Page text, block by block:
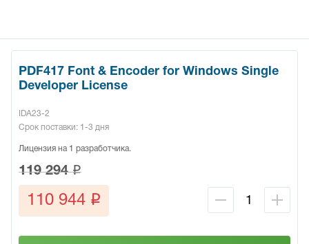
PDF417 Font & Encoder for Windows Single
Developer License
IDA23-2
Срок поставки: 1-3 дня
Лицензия на 1 разработчика.
119 294q
110 944 q